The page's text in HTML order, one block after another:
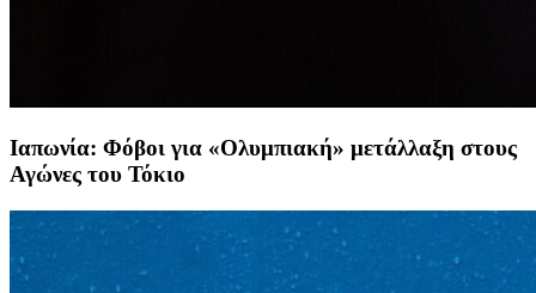
Ιαπωνία: Φόβοι για «Ολυμπιακή» μετάλλαξη στους
Αγώνες του Τόκιο